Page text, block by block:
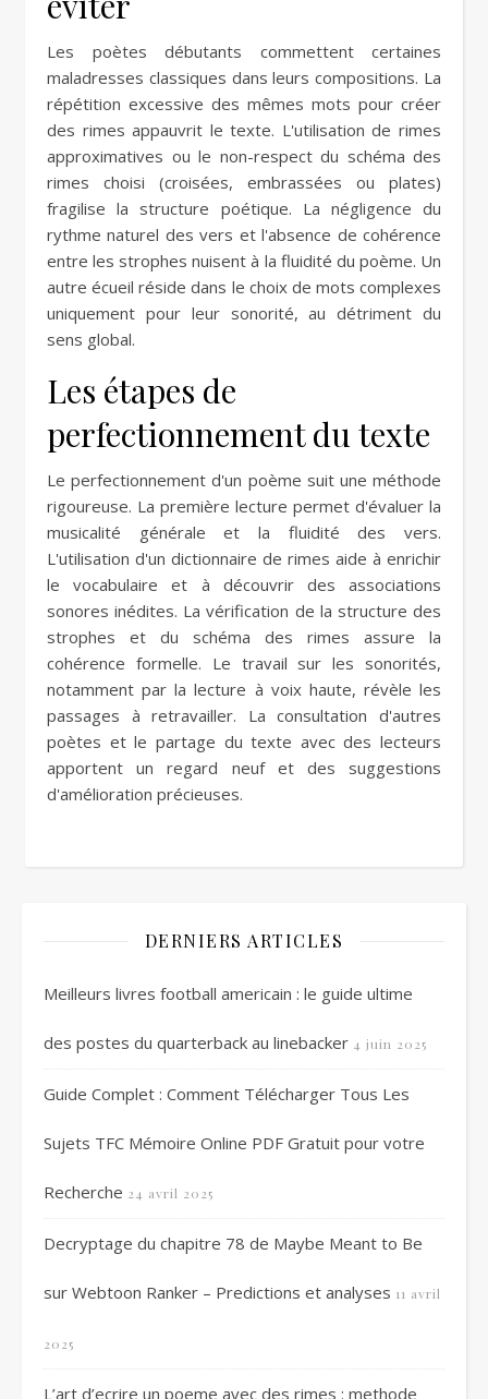
Les poètes débutants commettent certaines
maladresses classiques dans leurs compositions. La
répétition excessive des mêmes mots pour créer
des rimes appauvrit le texte. L'utilisation de rimes
approximatives ou le non-respect du schéma des
rimes choisi (croisées, embrassées ou plates)
fragilise la structure poétique. La négligence du
rythme naturel des vers et l'absence de cohérence
entre les strophes nuisent à la fluidité du poème. Un
autre écueil réside dans le choix de mots complexes
uniquement pour leur sonorité, au détriment du
sens global.
Les étapes de
perfectionnement du texte
Le perfectionnement d'un poème suit une méthode
rigoureuse. La première lecture permet d'évaluer la
musicalité générale et la fluidité des vers.
L'utilisation d'un dictionnaire de rimes aide à enrichir
le vocabulaire et à découvrir des associations
sonores inédites. La vérification de la structure des
strophes et du schéma des rimes assure la
cohérence formelle. Le travail sur les sonorités,
notamment par la lecture à voix haute, révèle les
passages à retravailler. La consultation d'autres
poètes et le partage du texte avec des lecteurs
apportent un regard neuf et des suggestions
d'amélioration précieuses.
DERNIERS ARTICLES
Meilleurs livres football americain : le guide ultime
des postes du quarterback au linebacker 4 juin 2025
Guide Complet : Comment Télécharger Tous Les
Sujets TFC Mémoire Online PDF Gratuit pour votre
Recherche 24 avril 2025
Decryptage du chapitre 78 de Maybe Meant to Be
sur Webtoon Ranker – Predictions et analyses 11 avril
2025
L’art d’ecrire un poeme avec des rimes : methode